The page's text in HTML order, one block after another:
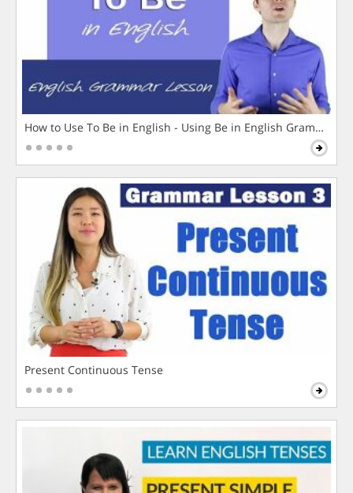
How to Use To Be in English - Using Be in English Grammar
Present Continuous Tense